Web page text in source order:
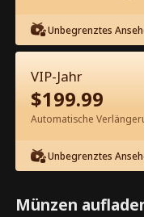
Episode 78 -
ihn
1-50 51-81
77 78
Unbegrenztes
VIP-Jahr
$199.99
Automatische
Unbegrenztes
Münzen